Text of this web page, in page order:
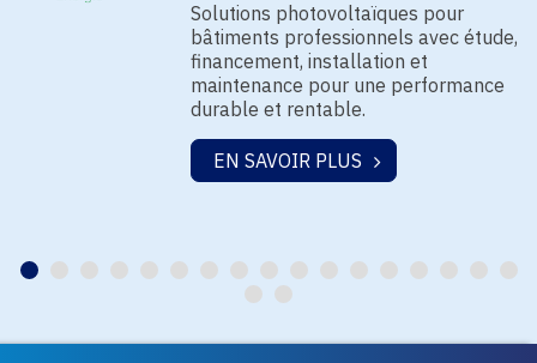
Solutions photovoltaïques pour
bâtiments professionnels avec étude,
financement, installation et
maintenance pour une performance
durable et rentable.
EN SAVOIR PLUS